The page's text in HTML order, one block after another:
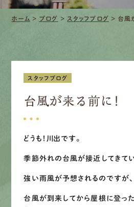
施工事例
募集要項
ホーム > ブログ > スタッフブログ >台風
スタッフブログ
台風が来る前に！
どうも！川出です。
季節外れの台風が接近してきてい
強い雨風が予想されるのですが、
台風が到来してから屋根に登っ